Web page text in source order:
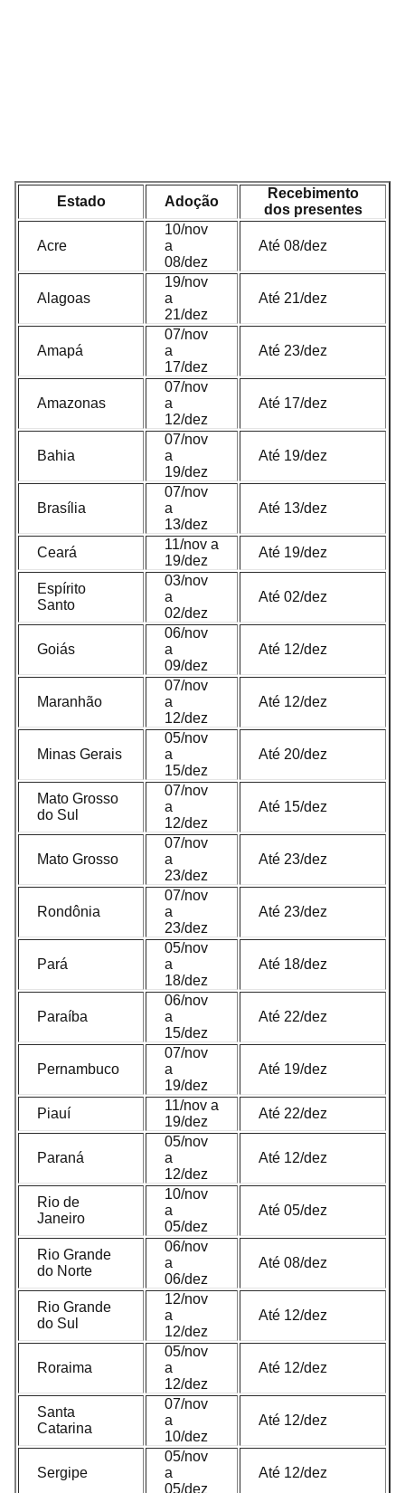
Estado Adoção
Recebimento
dos presentes
Acre
10/nov
a
08/dez
Até 08/dez
Alagoas
19/nov
a
21/dez
Até 21/dez
Amapá
07/nov
a
17/dez
Até 23/dez
Amazonas
07/nov
a
12/dez
Até 17/dez
Bahia
07/nov
a
19/dez
Até 19/dez
Brasília
07/nov
a
13/dez
Até 13/dez
Ceará
11/nov a
19/dez
Até 19/dez
Espírito
Santo
03/nov
a
02/dez
Até 02/dez
Goiás
06/nov
a
09/dez
Até 12/dez
Maranhão
07/nov
a
12/dez
Até 12/dez
Minas Gerais
05/nov
a
15/dez
Até 20/dez
Mato Grosso
do Sul
07/nov
a
12/dez
Até 15/dez
Mato Grosso
07/nov
a
23/dez
Até 23/dez
Rondônia
07/nov
a
23/dez
Até 23/dez
Pará
05/nov
a
18/dez
Até 18/dez
Paraíba
06/nov
a
15/dez
Até 22/dez
Pernambuco
07/nov
a
19/dez
Até 19/dez
Piauí
11/nov a
19/dez
Até 22/dez
Paraná
05/nov
a
12/dez
Até 12/dez
Rio de
Janeiro
10/nov
a
05/dez
Até 05/dez
Rio Grande
do Norte
06/nov
a
06/dez
Até 08/dez
Rio Grande
do Sul
12/nov
a
12/dez
Até 12/dez
Roraima
05/nov
a
12/dez
Até 12/dez
Santa
Catarina
07/nov
a
10/dez
Até 12/dez
Sergipe
05/nov
a
05/dez
Até 12/dez